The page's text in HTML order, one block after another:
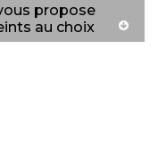
propose
au choix